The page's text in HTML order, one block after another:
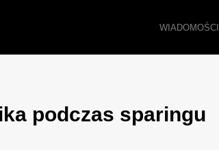
WIADOMOŚCI
podczas sparingu